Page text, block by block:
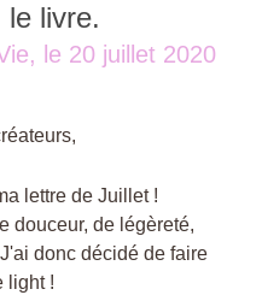
le livre.
le 20 juillet 2020
lettre de Juillet !
douceur, de légèreté,
donc décidé de faire
light !